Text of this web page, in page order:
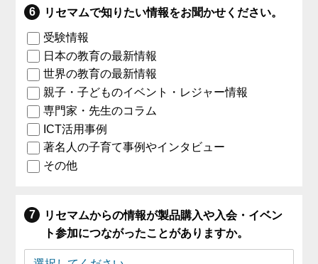
リセマムで知りたい情報をお聞かせください。
受験情報
日本の教育の最新情報
世界の教育の最新情報
親子・子どものイベント・レジャー情報
専門家・先生のコラム
ICT活用事例
著名人の子育て事例やインタビュー
その他
リセマムからの情報が製品購入や入会・イベン
ト参加につながったことがありますか。